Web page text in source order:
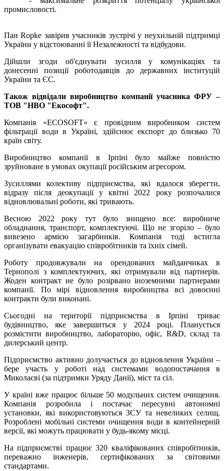
промисловості.
Пан Ropke завірив учасників зустрічі у неухильній підтримці
України у відстоюванні її Незалежності та відбудови.
Дійшли згоди об'єднувати зусилля у комунікаціях та
донесенні позиції роботодавців до державних інституцій
України та ЄС.
Також відвідали виробництво компанії учасника ФРУ –
ТОВ "НВО "Екософт".
Компанія «ECOSOFT» є провідним виробником систем
фільтрації води в Україні, здійснює експорт до близько 70
країн світу.
Виробництво компанії в Ірпіні було майже повністю
зруйноване в умовах окупації російським агресором.
Зусиллями колективу підприємства, які вдалося зберегти,
відразу після деокупації у квітні 2022 року розпочалися
відновлювальні роботи, які тривають.
Весною 2022 року тут було знищено все: виробниче
обладнання, транспорт, комплектуючі. Що не згоріло – було
вивезено армією загарбників. Компанія тоді встигла
організувати евакуацію співробітників та їхніх сімей.
Роботу продовжували на орендованих майданчиках в
Тернополі з комплектуючих, які отримували від партнерів.
Жоден контракт не було розірвано іноземними партнерами
компанії. По мірі відновлення виробництва всі довоєнні
контракти були виконані.
Сьогодні на території підприємства в Ірпіні триває
будівництво, яке завершиться у 2024 році. Планується
розмістити виробництво, лабораторію, офіс, R&D, склад та
дилерський центр.
Підприємство активно долучається до відновлення України –
бере участь у роботі над системами водопостачання в
Миколаєві (за підтримки Уряду Данії), міст та сіл.
У країні вже працює більше 50 модульних систем очищення.
Компанія розробила і постачає пересувні автономні
установки, які використовуються ЗСУ та невеликих селищ.
Розроблені мобільні системи очищення води в контейнерній
версії, які можуть працювати у будь-якому місці.
На підприємстві працює 320 кваліфікованих співробітників,
переважно інженерів, сертифікованих за світовими
стандартами.